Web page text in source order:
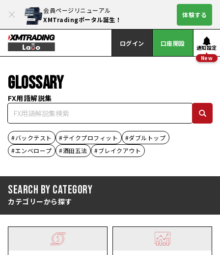
会員ページリニューアル
XMTradingポータル誕生！
体験する
ログイン 口座開設
通知設定
New
GLOSSARY
FX用語解説集
#バックテスト #テイクプロフィット
#ダブルトップ
#エンベロープ
#酒田五法 #ブレイクアウト
Search by Category
カテゴリーから探す